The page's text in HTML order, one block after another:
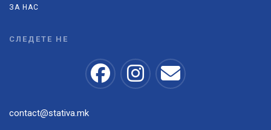
ЗА НАС
СЛЕДЕТЕ НЕ
contact@stativa.mk